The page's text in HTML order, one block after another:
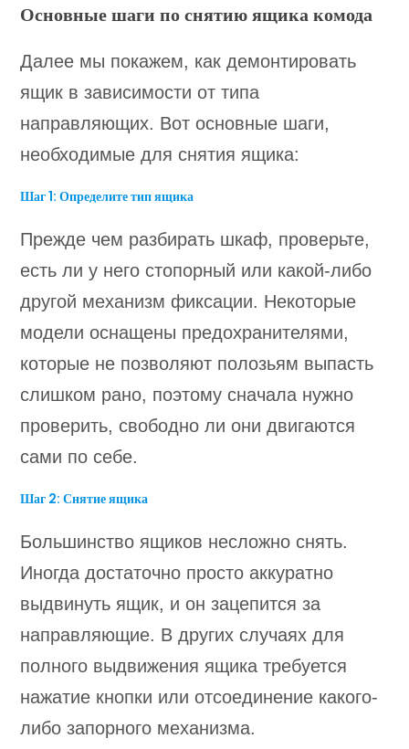
Основные шаги по снятию ящика комода
Далее мы покажем, как демонтировать
ящик в зависимости от типа
направляющих. Вот основные шаги,
необходимые для снятия ящика:
Шаг 1: Определите тип ящика
Прежде чем разбирать шкаф, проверьте,
есть ли у него стопорный или какой-либо
другой механизм фиксации. Некоторые
модели оснащены предохранителями,
которые не позволяют полозьям выпасть
слишком рано, поэтому сначала нужно
проверить, свободно ли они двигаются
сами по себе.
Шаг 2: Снятие ящика
Большинство ящиков несложно снять.
Иногда достаточно просто аккуратно
выдвинуть ящик, и он зацепится за
направляющие. В других случаях для
полного выдвижения ящика требуется
нажатие кнопки или отсоединение какого-
либо запорного механизма.